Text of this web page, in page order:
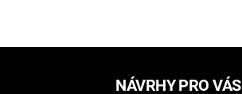
NÁVRHY PRO VÁS